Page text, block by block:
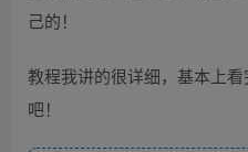
己的！
教程我讲的很详细，基本上
吧！